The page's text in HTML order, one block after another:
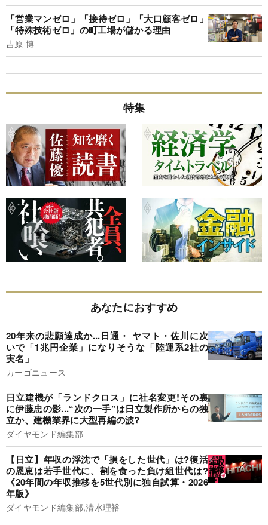
「営業マンゼロ」「接待ゼロ」「大口顧客ゼロ」
「特殊技術ゼロ」の町工場が儲かる理由
吉原 博
特集
あなたにおすすめ
20年来の悲願達成か...日通・ ヤマト・佐川に次
いで「1兆円企業」になりそうな「陸運系2社の
実名」
カーゴニュース
日立建機が「ランドクロス」に社名変更!その裏
に伊藤忠の影...“次の一手”は日立製作所からの独
立か、建機業界に大型再編の波?
ダイヤモンド編集部
【日立】年収の浮沈で「損をした世代」は?復活
の恩恵は若手世代に、割を食った負け組世代は?
《20年間の年収推移を5世代別に独自試算・2026
年版》
ダイヤモンド編集部,清水理裕